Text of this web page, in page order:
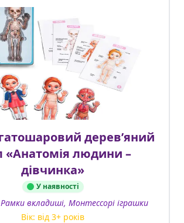
дерев’яний
«Анатомія людини –
дівчинка»
У наявності
Рамки вкладиші, Монтессорі іграшки
Вік: від 3+ років